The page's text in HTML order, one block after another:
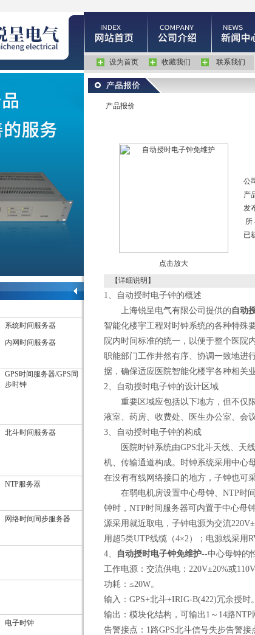
设为首页 收藏我们 联系我们
系统时间服务器
内网时间服务器
GPS时间服务器/GPS同
步时钟
北斗时间服务器
NTP服务器
网络时间同步服务器
电子时钟
产品报价
点击放大
公
产
发
所
已
【详细说明】
1、自动授时电子钟的概述
上海锐呈电气有限公司提供的 自动
智能化楼宇工程对时钟系统的各种特殊
院内时间标准的统一，以便于整个医院
职能部门工作井然有序、协调一致地进
据，确保适应医院智能化楼宇各种相关
2、自动授时电子钟的设计区域
重要区域应包括以下地方，但不仅
液室、药房、收费处、医生办公室、会
3、自动授时电子钟的构成
医院时钟系统由GPS北斗天线、天
机、传输通道构成。时钟系统采用中心母
在没有有线网络接口的地方，子钟也可
在弱电机房设置中心母钟、 NTP时
钟时， NTP时间服务器可内置于中心母
源采用就近取电，子钟电源为交流
用超5类UTP线缆（4×2）；电源线采用
4、 自动授时电子钟免维护--中心母钟的
工作电源：交流供电： 220V±20%或110V
功耗：≤20W。
输入： GPS+北斗+IRIG-B(422)冗余授时。
输出：模块化结构，可输出 1 ～ 14路NTP
告警接点： 1路GPS北斗信号失步告警接